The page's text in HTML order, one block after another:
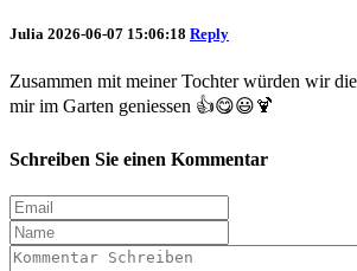
Julia 2026-06-07 15:06:18 Reply
Zusammen mit meiner Tochter würden wir
mir im Garten geniessen 👍😋😃🍹
Schreiben Sie einen Kommentar